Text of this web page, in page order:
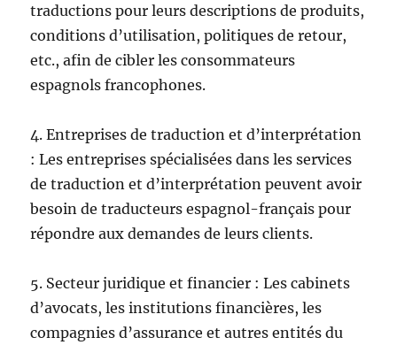
traductions pour leurs descriptions de produits,
conditions d’utilisation, politiques de retour,
etc., afin de cibler les consommateurs
espagnols francophones.
4. Entreprises de traduction et d’interprétation
: Les entreprises spécialisées dans les services
de traduction et d’interprétation peuvent avoir
besoin de traducteurs espagnol-français pour
répondre aux demandes de leurs clients.
5. Secteur juridique et financier : Les cabinets
d’avocats, les institutions financières, les
compagnies d’assurance et autres entités du